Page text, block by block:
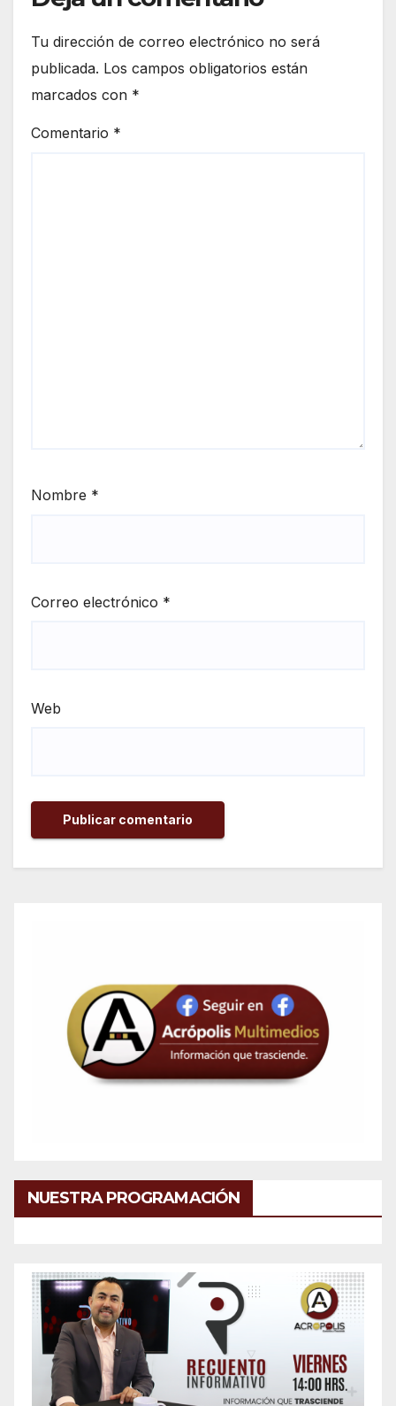
Tu dirección de correo electrónico no será
publicada. Los campos obligatorios están
marcados con *
Comentario *
Nombre *
Correo electrónico *
Web
NUESTRA PROGRAMACIÓN